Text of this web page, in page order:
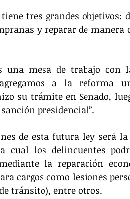
tres grandes objetivos:
y reparar de manera
una mesa de trabajo con
a la reforma
su trámite en Senado,
presidencial”.
de esta futura ley será
cual los delincuentes
la reparación
cargos como lesiones
tránsito), entre otros.